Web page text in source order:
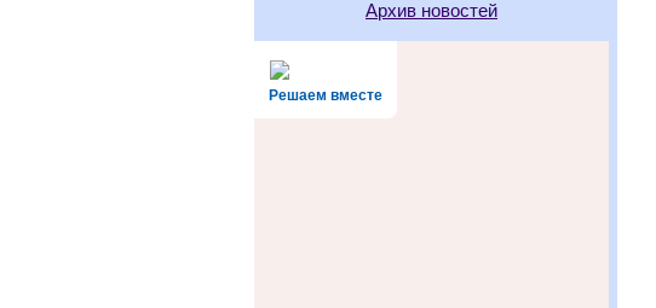
Архив новостей
Решаем вместе